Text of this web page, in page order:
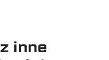
inne